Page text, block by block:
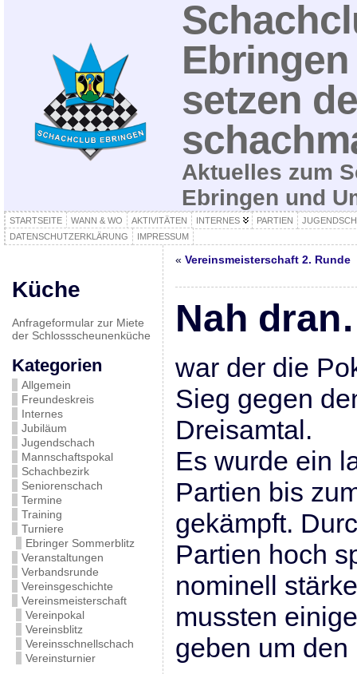
setzen
Aktuelles zum
Ebringen und
STARTSEITE WANN & WO AKTIVITÄTEN INTERNES PARTIEN
DATENSCHUTZERKLÄRUNG
IMPRESSUM
Küche
Anfrageformular zur Miete
der Schlossscheunenküche
Kategorien
Allgemein
Freundeskreis
Internes
Jubiläum
Jugendschach
Mannschaftspokal
Schachbezirk
Seniorenschach
Termine
Training
Turniere
Ebringer Sommerblitz
Veranstaltungen
Verbandsrunde
Vereinsgeschichte
Vereinsmeisterschaft
Vereinpokal
Vereinsblitz
Vereinsschnellschach
Vereinsturnier
« Vereinsmeisterschaft 2. Runde
Nah
war der die
Sieg gegen
Dreisamtal.
Es wurde ein
Partien bis
gekämpft.
Partien hoch
nominell
mussten
geben um